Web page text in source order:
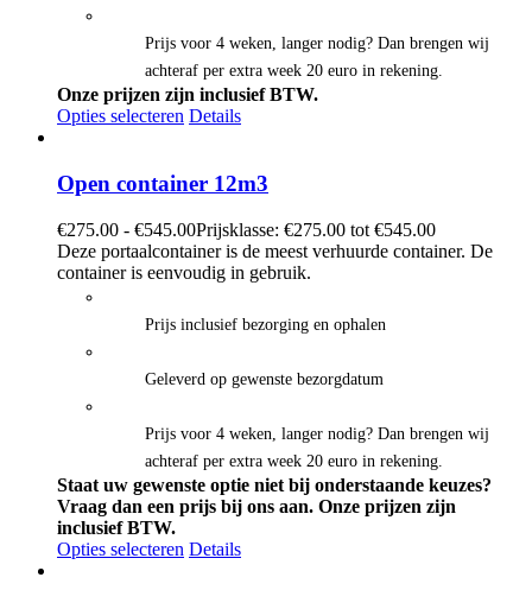
Prijs voor 4 weken, langer nodig? Dan brengen wij
achteraf per extra week 20 euro in rekening.
Onze prijzen zijn inclusief BTW.
Opties selecteren Details
Open container 12m3
€275.00 - €545.00Prijsklasse: €275.00 tot €545.00
Deze portaalcontainer is de meest verhuurde container. De
container is eenvoudig in gebruik.
Prijs inclusief bezorging en ophalen
Geleverd op gewenste bezorgdatum
Prijs voor 4 weken, langer nodig? Dan brengen wij
achteraf per extra week 20 euro in rekening.
Staat uw gewenste optie niet bij onderstaande keuzes?
Vraag dan een prijs bij ons aan. Onze prijzen zijn
inclusief BTW.
Opties selecteren Details